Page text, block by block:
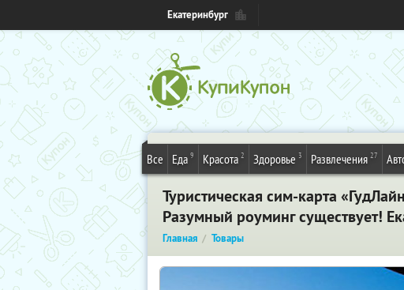
Екатеринбург
Все Еда 9 Красота 2 Здоровье 3 Развлечения 27
Туристическая сим-карта
Разумный роуминг существует!
Главная Товары